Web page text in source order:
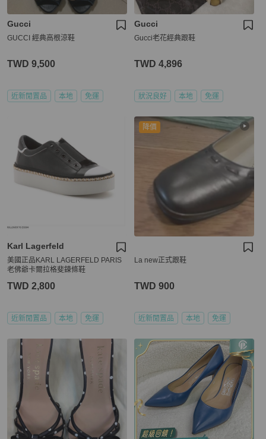
Gucci
GUCCI 經典高根涼鞋
TWD 9,500
近新閒置品 本地 免運
Gucci
Gucci老花經典跟鞋
TWD 4,896
狀況良好 本地 免運
Karl Lagerfeld
美國正品KARL LAGERFELD PARIS
老佛爺卡爾拉格斐鍊條鞋
TWD 2,800
近新閒置品 本地 免運
降價
La new正式跟鞋
TWD 900
近新閒置品 本地 免運